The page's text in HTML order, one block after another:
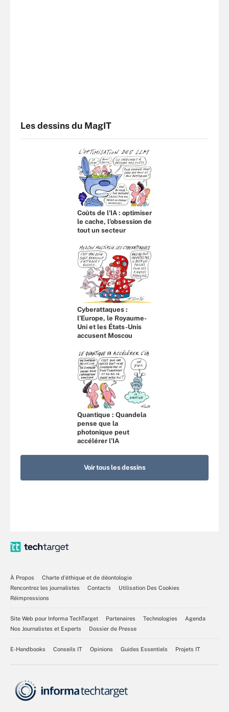
Les dessins du MagIT
Coûts de l'IA : optimiser
le cache, l’obsession de
tout un secteur
Cyberattaques :
l’Europe, le Royaume-
Uni et les États-Unis
accusent Moscou
Quantique : Quandela
pense que la
photonique peut
accélérer l’IA
Voir tous les dessins
À Propos
Charte d’éthique et de déontologie
Rencontrez les journalistes
Contacts
Utilisation Des Cookies
Réimpressions
Site Web pour Informa TechTarget Partenaires Technologies
Agenda
Nos Journalistes et Experts
Dossier de Presse
E-Handbooks Conseils IT Opinions Guides Essentiels Projets IT